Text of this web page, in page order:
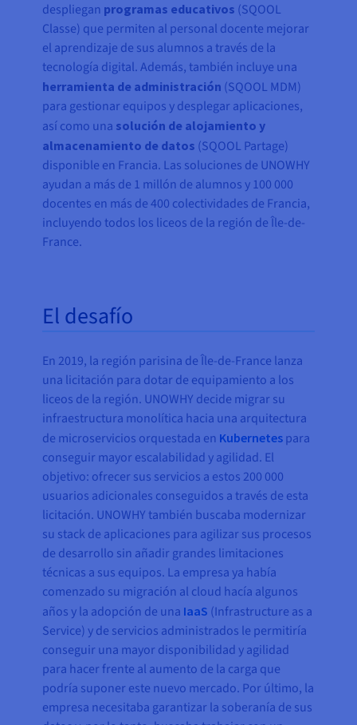
despliegan programas educativos (SQOOL
Classe) que permiten al personal docente mejorar
el aprendizaje de sus alumnos a través de la
tecnología digital. Además, también incluye una
herramienta de administración (SQOOL MDM)
para gestionar equipos y desplegar aplicaciones,
así como una solución de alojamiento y
almacenamiento de datos (SQOOL Partage)
disponible en Francia. Las soluciones de UNOWHY
ayudan a más de 1 millón de alumnos y 100 000
docentes en más de 400 colectividades de Francia,
incluyendo todos los liceos de la región de Île-de-
France.
El desafío
En 2019, la región parisina de Île-de-France lanza
una licitación para dotar de equipamiento a los
liceos de la región. UNOWHY decide migrar su
infraestructura monolítica hacia una arquitectura
de microservicios orquestada en Kubernetes para
conseguir mayor escalabilidad y agilidad. El
objetivo: ofrecer sus servicios a estos 200 000
usuarios adicionales conseguidos a través de esta
licitación. UNOWHY también buscaba modernizar
su stack de aplicaciones para agilizar sus procesos
de desarrollo sin añadir grandes limitaciones
técnicas a sus equipos. La empresa ya había
comenzado su migración al cloud hacía algunos
años y la adopción de una IaaS (Infrastructure as a
Service) y de servicios administrados le permitiría
conseguir una mayor disponibilidad y agilidad
para hacer frente al aumento de la carga que
podría suponer este nuevo mercado. Por último, la
empresa necesitaba garantizar la soberanía de sus